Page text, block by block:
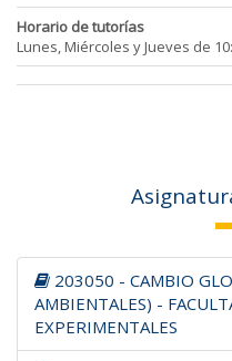
Horario de tutorías
Lunes, Miércoles y Jueves de
203050 - CAMBIO
AMBIENTALES) -
EXPERIMENTALES